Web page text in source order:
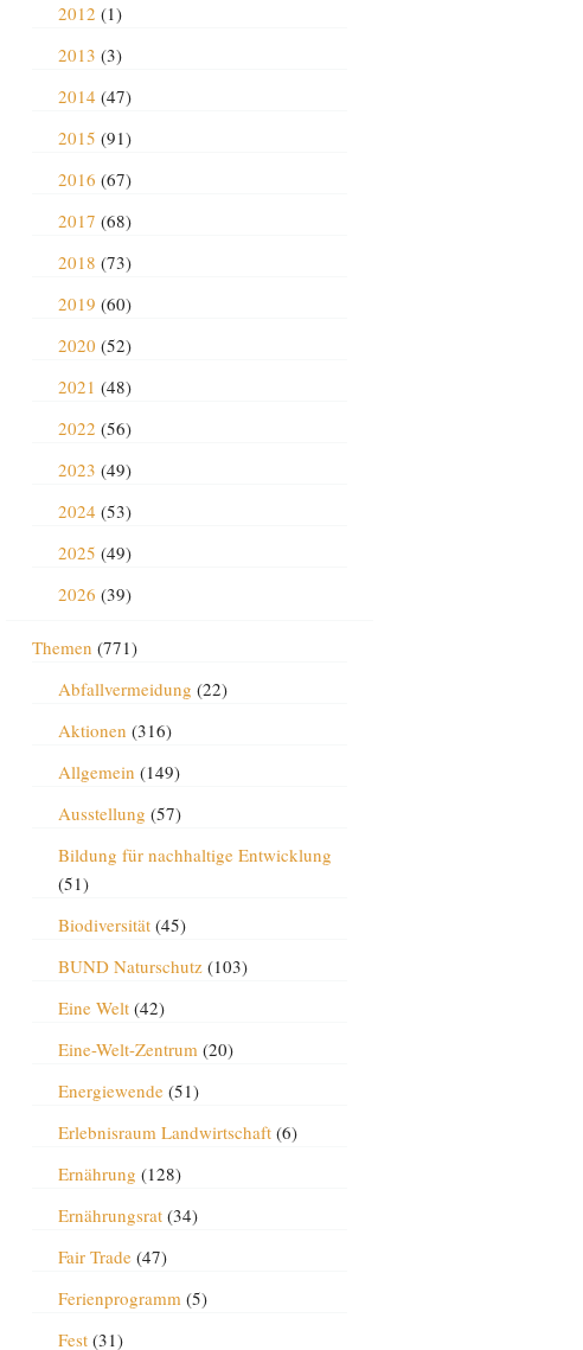
2012 (1)
2013 (3)
2014 (47)
2015 (91)
2016 (67)
2017 (68)
2018 (73)
2019 (60)
2020 (52)
2021 (48)
2022 (56)
2023 (49)
2024 (53)
2025 (49)
2026 (39)
Themen (771)
Abfallvermeidung (22)
Aktionen (316)
Allgemein (149)
Ausstellung (57)
Bildung für nachhaltige Entwicklung
(51)
Biodiversität(45)
BUND Naturschutz(103)
Eine Welt(42)
Eine-Welt-Zentrum(20)
Energiewende(51)
Erlebnisraum Landwirtschaft(6)
Ernährung (128)
Ernährungsrat(34)
Fair Trade(47)
Ferienprogramm(5)
Fest(31)